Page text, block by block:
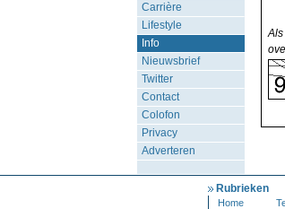
Carrière
Lifestyle
Info
Nieuwsbrief
Twitter
Contact
Colofon
Privacy
Adverteren
Als
Rubrieken
Home